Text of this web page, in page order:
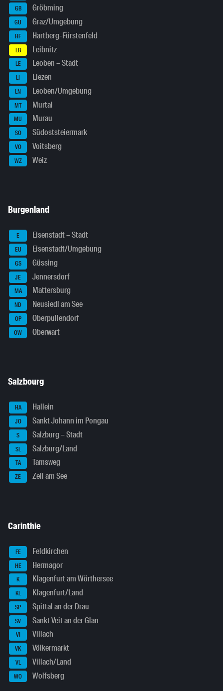
GB Gröbming
GU Graz/Umgebung
HF Hartberg-Fürstenfeld
LB Leibnitz
LE Leoben – Stadt
LI Liezen
LN Leoben/Umgebung
MT Murtal
MU Murau
SO Südoststeiermark
VO Voitsberg
WZ Weiz
Burgenland
E Eisenstadt – Stadt
EU Eisenstadt/Umgebung
GS Güssing
JE Jennersdorf
MA Mattersburg
ND Neusiedl am See
OP Oberpullendorf
OW Oberwart
Salzbourg
HA Hallein
JO Sankt Johann im Pongau
S Salzburg – Stadt
SL Salzburg/Land
TA Tamsweg
ZE Zell am See
Carinthie
FE Feldkirchen
HE Hermagor
K Klagenfurt am Wörthersee
KL Klagenfurt/Land
SP Spittal an der Drau
SV Sankt Veit an der Glan
VI Villach
VK Völkermarkt
VL Villach/Land
WO Wolfsberg